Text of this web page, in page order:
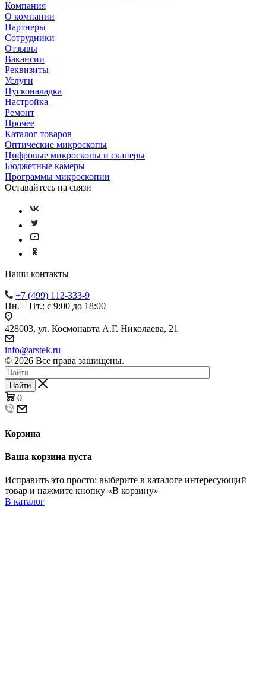
Компания
О компании
Партнеры
Сотрудники
Отзывы
Вакансии
Реквизиты
Услуги
Пусконаладка
Настройка
Ремонт
Прочее
Каталог товаров
Оптические микроскопы
Цифровые микроскопы и сканеры
Бюджетные камеры
Программы микроскопии
Оставайтесь на связи
Наши контакты
+7 (499) 112-333-9
Пн. – Пт.: с 9:00 до 18:00
428003, ул. Космонавта А.Г. Николаева, 21
info@arstek.ru
© 2026 Все права защищены.
Найти
0
Корзина
Ваша корзина пуста
Исправить это просто: выберите в каталоге интересующий
товар и нажмите кнопку «В корзину»
В каталог